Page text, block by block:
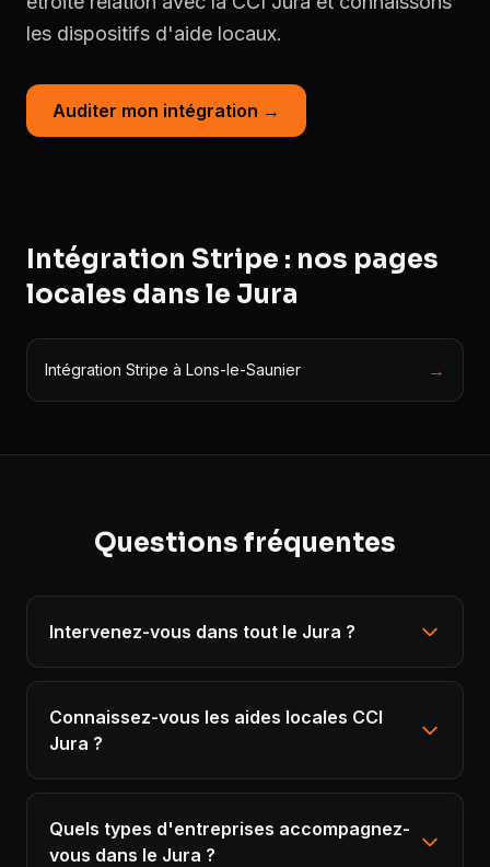
les dispositifs d'aide locaux.
Auditer mon intégration →
Intégration Stripe : nos pages
locales dans le Jura
Intégration Stripe à Lons-le-Saunier →
Questions fréquentes
Intervenez-vous dans tout le Jura ?
Connaissez-vous les aides locales CCI
Jura ?
Quels types d'entreprises accompagnez-
vous dans le Jura ?